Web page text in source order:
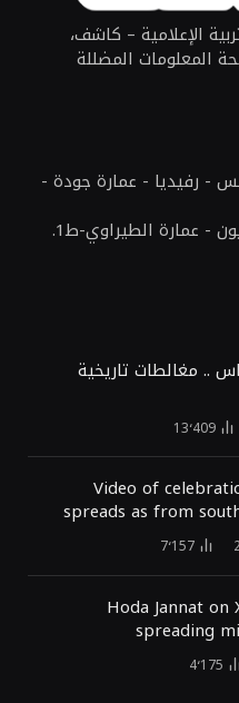
الإعلامية – كاشف،
المضللة
- رفيديا - عمارة جودة -
- عمارة الطيراوي-ط1.
.. مغالطات تاريخية
13٬409
Video of
spreads as from
7٬157
Hoda Jannat on
spreading
4٬175